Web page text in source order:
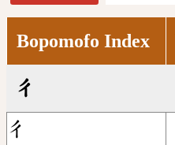
Bopomofo Index
ㄔ
ㄔ